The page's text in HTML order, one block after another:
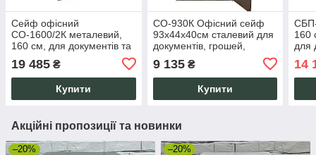
Сейф офісний
СО-1600/2К металевий,
160 см, для документів та
грошей, 2 ключові замки, 2
секції, касовий відсік
19 485 ₴
Купити
СО-930К Офісний сейф
93х44х40см сталевий для
документів, грошей,
відділенням, ключовий
замок
9 135₴
Купити
160
для
2
14
Акційні пропозиції та новинки
–20% –20%